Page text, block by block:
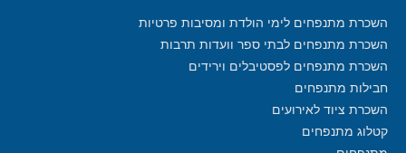
השכרת מתנפחים לימי הולדת ומסיבות פרטיות
השכרת מתנפחים לבתי ספר וועדות תרבות
השכרת מתנפחים לפסטיבלים וירידים
חבילות מתנפחים
השכרת ציוד לאירועים
קטלוג מתנפחים